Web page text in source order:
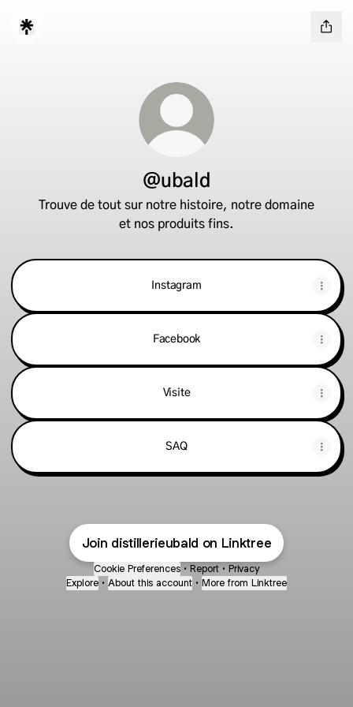
@ubald
Trouve de tout sur notre histoire, notre domaine
et nos produits fins.
Instagram
Facebook
Visite
SAQ
Join distillerieubald on Linktree
Cookie Preferences • Report • Privacy
Explore • About this account • More from Linktree